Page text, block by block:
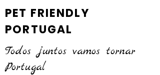
PET FRIENDLY
PORTUGAL
Todos juntos vamos tornar
Portugal